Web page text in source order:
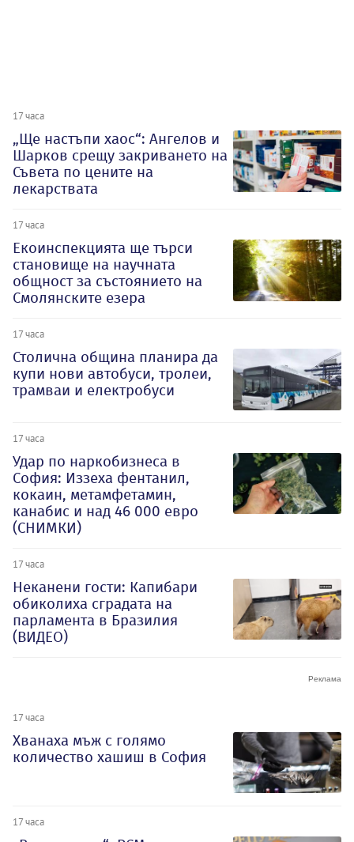
17 часа
„Ще настъпи хаос“: Ангелов и
Шарков срещу закриването на
Съвета по цените на
лекарствата
17 часа
Екоинспекцията ще търси
становище на научната
общност за състоянието на
Смолянските езера
17 часа
Столична община планира да
купи нови автобуси, тролеи,
трамваи и електробуси
17 часа
Удар по наркобизнеса в
София: Иззеха фентанил,
кокаин, метамфетамин,
канабис и над 46 000 евро
(СНИМКИ)
17 часа
Неканени гости: Капибари
обиколиха сградата на
парламента в Бразилия
(ВИДЕО)
17 часа
Хванаха мъж с голямо
количество хашиш в София
17 часа